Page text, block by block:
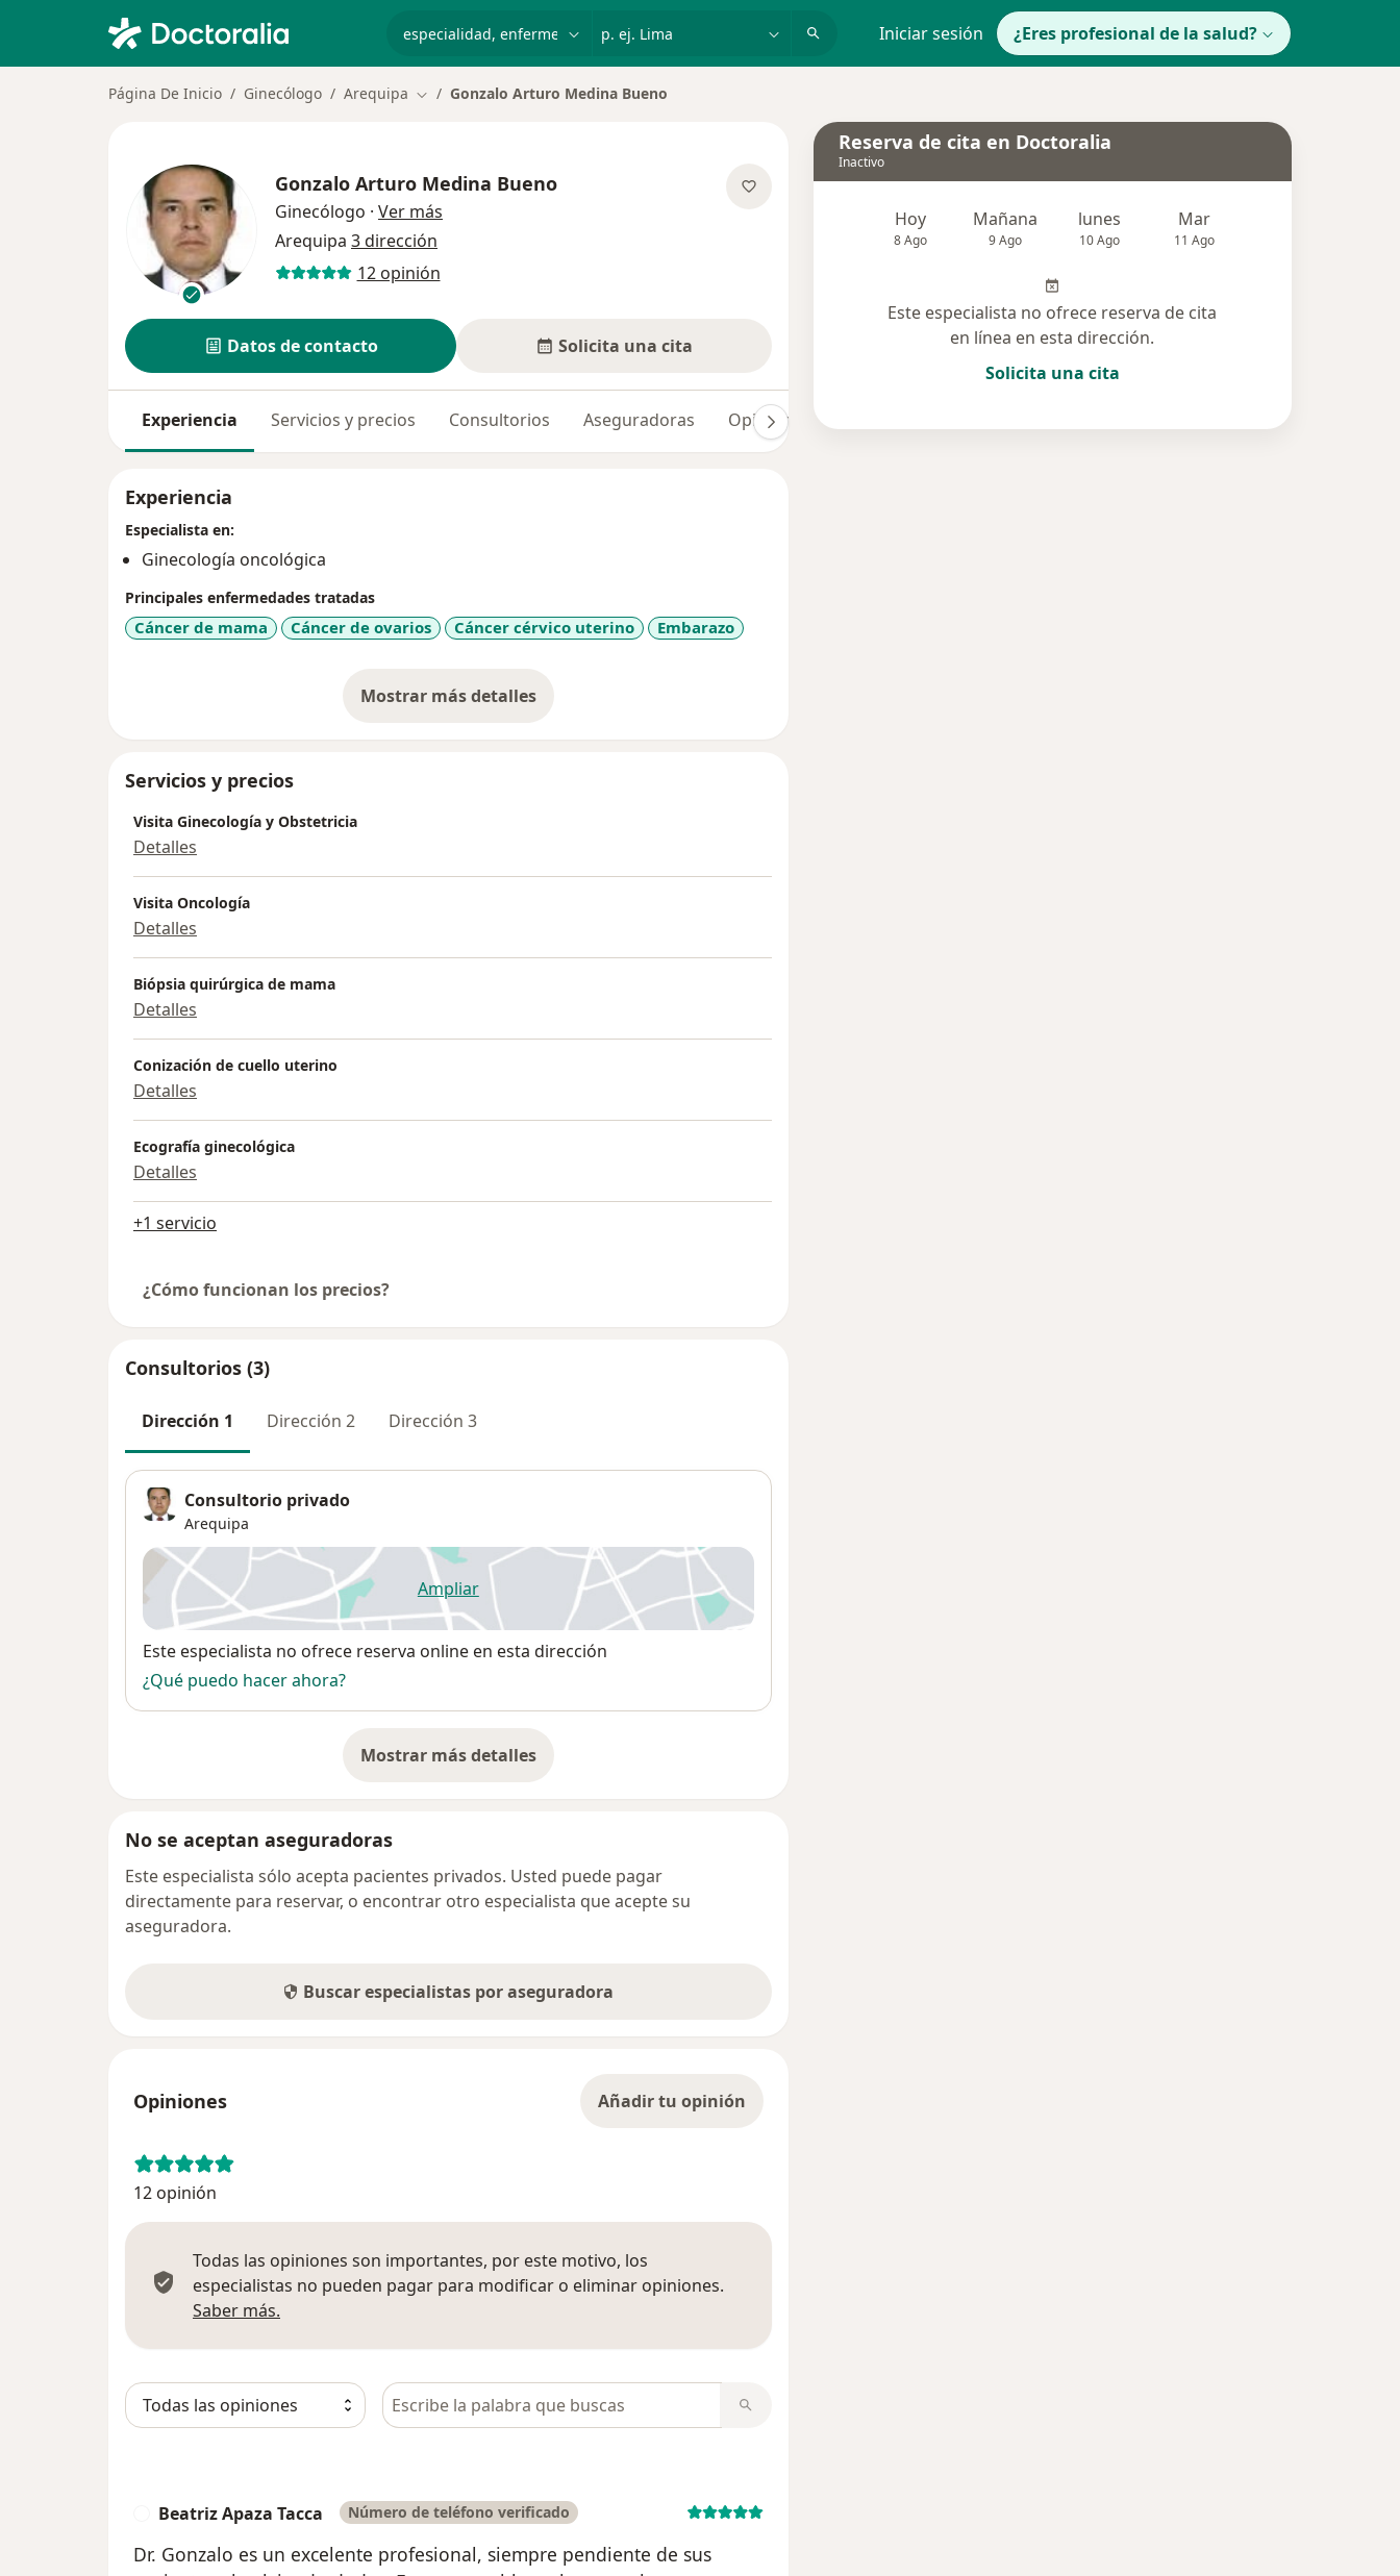
Iniciar sesión ¿Eres profesional de la salud?
Página De Inicio Ginecólogo Arequipa Cambiar de ciudad
Gonzalo Arturo Medina Bueno
Gonzalo Arturo Medina Bueno
Ginecólogo · Ver más
Arequipa 3 dirección
12 opinión
Datos de contacto Solicita una cita
Experiencia Servicios y precios Consultorios Aseguradoras Opiniones (12)
Experiencia
Especialista en:
Ginecología oncológica
Principales enfermedades tratadas
Cáncer de mama Cáncer de ovarios Cáncer cérvico uterino Embarazo
Mostrar más detalles
sobre la experiencia
Servicios y precios
Visita Ginecología y Obstetricia
Detalles
Visita Oncología
Detalles
Biópsia quirúrgica de mama
Detalles
Conización de cuello uterino
Detalles
Ecografía ginecológica
Detalles
+1 servicio
¿Cómo funcionan los precios?
Consultorios (3)
Dirección 1 Dirección 2 Dirección 3
Consultorio privado
Arequipa
Ampliarse abre en una nueva pestaña
Disponibilidad
Este especialista no ofrece reserva online en esta dirección
¿Qué puedo hacer ahora?
Mostrar más detalles
sobre la dirección
No se aceptan aseguradoras
Este especialista sólo acepta pacientes privados. Usted puede pagar
directamente para reservar, o encontrar otro especialista que acepte su
aseguradora.
Buscar especialistas por aseguradora
Opiniones Añadir tu opinión
12 opinión
Todas las opiniones son importantes, por este motivo, los
especialistas no pueden pagar para modificar o eliminar opiniones.
Saber más.
Busca en opiniones
Beatriz Apaza Tacca Número de teléfono verificado
Dr. Gonzalo es un excelente profesional, siempre pendiente de sus
Reserva de cita en Doctoralia
Inactivo
Hoy
8 Ago
Mañana
9 Ago
lunes
10 Ago
Mar
11 Ago
Este especialista no ofrece reserva de cita
en línea en esta dirección.
Solicita una cita